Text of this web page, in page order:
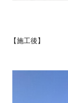
【施工後】